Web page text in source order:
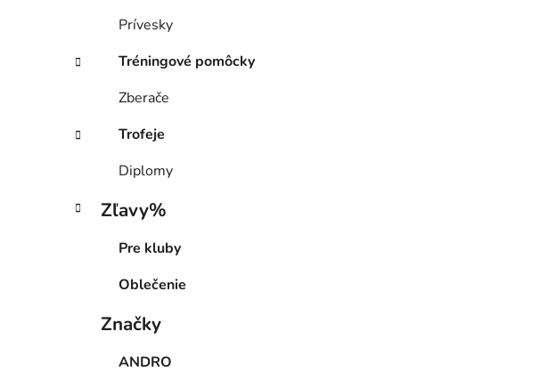
Prívesky
Tréningové pomôcky
Zberače
Trofeje
Diplomy
Zľavy%
Pre kluby
Oblečenie
Značky
ANDRO